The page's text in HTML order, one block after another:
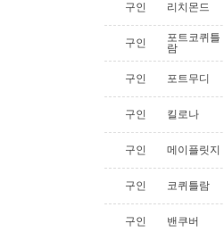
구인 리치몬드
구인
포트코퀴틀
람
구인 포트무디
구인 킬로나
구인 메이플릿지
구인 코퀴틀람
구인 밴쿠버